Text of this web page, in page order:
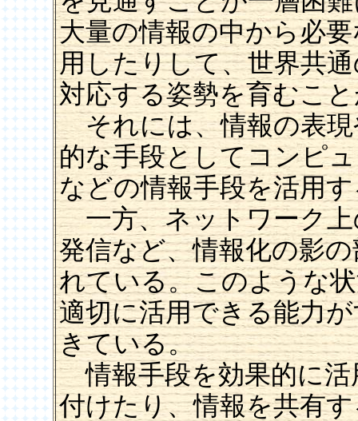
大量の情報の中から必
用したりして、世界共
対応する姿勢を育むこ
それには、情報の表現
的な手段としてコンピ
などの情報手段を活用
一方、ネットワーク上
発信など、情報化の影
れている。このような
適切に活用できる能力
きている。
情報手段を効果的に活
付けたり、情報を共有